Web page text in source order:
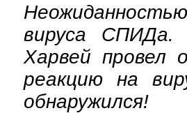
вируса СПИДа.
Харвей провел
реакцию на
обнаружился!